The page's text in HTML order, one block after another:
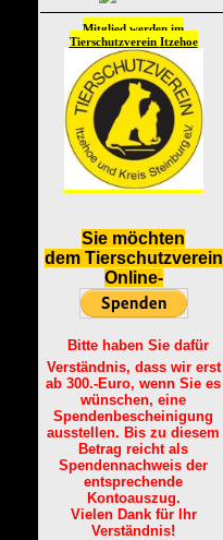
Mitglied werden im
Tierschutzverein Itzehoe
Sie möchten
dem Tierschutzverein
Online-
Bitte haben Sie dafür
Verständnis, dass wir erst
ab 300.-Euro, wenn Sie es
wünschen, eine
Spendenbescheinigung
ausstellen. Bis zu diesem
Betrag reicht als
Spendennachweis der
entsprechende
Kontoauszug.
Vielen Dank für Ihr
Verständnis!